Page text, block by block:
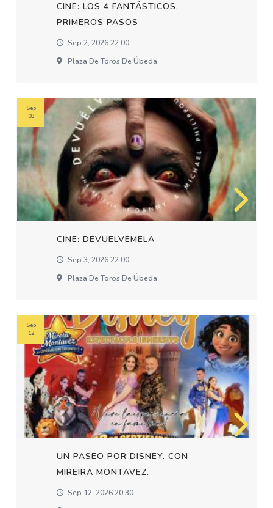
CINE: LOS 4 FANTÁSTICOS.
PRIMEROS PASOS
Sep 2, 2026 22:00
Plaza De Toros De Úbeda
CINE: DEVUELVEMELA
Sep 3, 2026 22:00
Plaza De Toros De Úbeda
Sep
03
UN PASEO POR DISNEY. CON
MIREIRA MONTAVEZ.
Sep 12, 2026 20:30
Sep
12